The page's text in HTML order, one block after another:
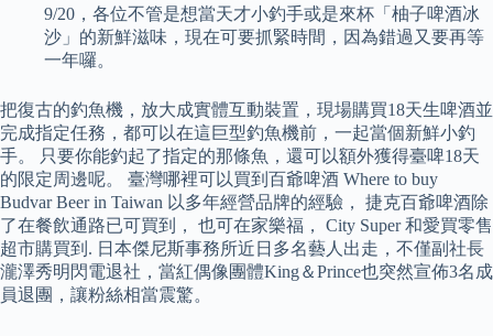
9/20，各位不管是想當天才小釣手或是來杯「柚子啤酒冰
沙」的新鮮滋味，現在可要抓緊時間，因為錯過又要再等
一年囉。
把復古的釣魚機，放大成實體互動裝置，現場購買18天生啤酒並
完成指定任務，都可以在這巨型釣魚機前，一起當個新鮮小釣
手。 只要你能釣起了指定的那條魚，還可以額外獲得臺啤18天
的限定周邊呢。 臺灣哪裡可以買到百爺啤酒 Where to buy
Budvar Beer in Taiwan 以多年經營品牌的經驗， 捷克百爺啤酒除
了在餐飲通路已可買到， 也可在家樂福， City Super 和愛買零售
超市購買到. 日本傑尼斯事務所近日多名藝人出走，不僅副社長
瀧澤秀明閃電退社，當紅偶像團體King＆Prince也突然宣佈3名成
員退團，讓粉絲相當震驚。